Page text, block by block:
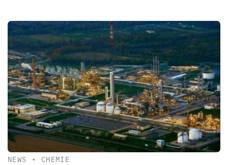
NEWS • CHEMIE